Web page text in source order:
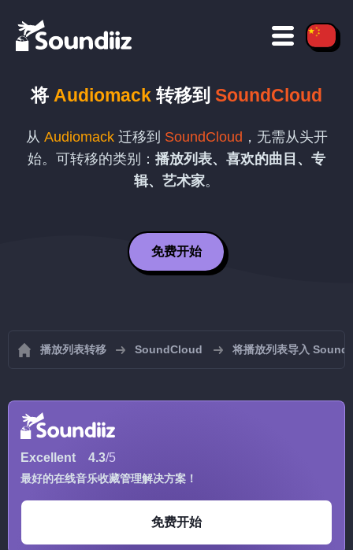
将 Audiomack 转移到 SoundCloud
从 Audiomack迁移到 SoundCloud ，无需从头开
始。可转移的类别： 播放列表、喜欢的曲目、专
辑、艺术家。
免费开始
播放列表转移 SoundCloud 将播放列表导入
Excellent 4.3/5
最好的在线音乐收藏管理解决方案！
免费开始